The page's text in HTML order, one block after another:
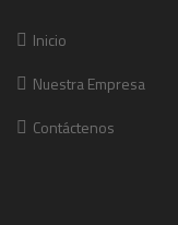
Inicio
Nuestra Empresa
Contáctenos